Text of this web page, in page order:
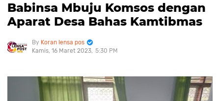
Babinsa Mbuju Komsos dengan
Aparat Desa Bahas Kamtibmas
Koran lensa pos
Kamis, 16 Maret 2023 5:30 PM